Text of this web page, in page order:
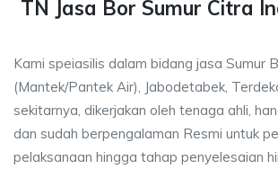
TN Jasa Bor Sumur Citra
Kami speiasilis dalam bidang jasa Sumur
(Mantek/Pantek Air), Jabodetabek,
sekitarnya, dikerjakan oleh tenaga ahli,
dan sudah berpengalaman Resmi untuk
pelaksanaan hingga tahap penyelesaian